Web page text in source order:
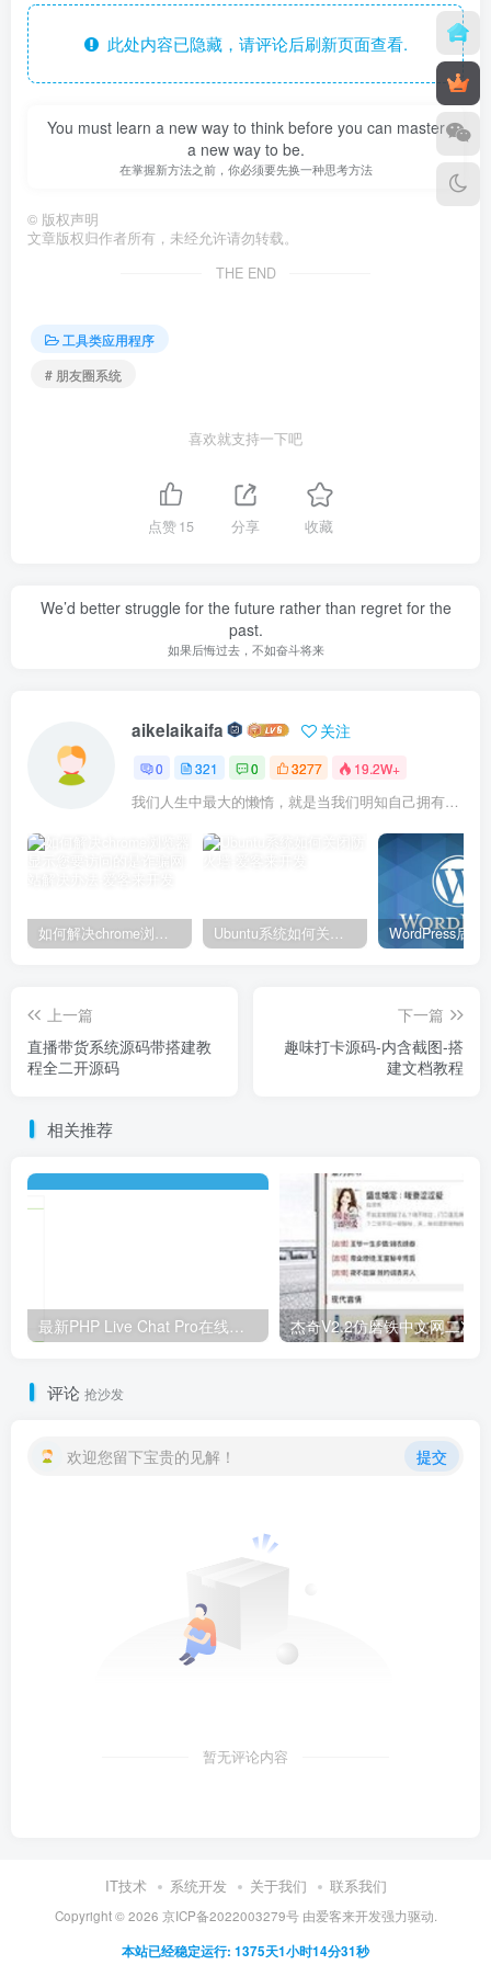
此处内容已隐藏，请评论后刷新页面查看.
You must learn a new way to think before you can master
a new way to be.
在掌握新方法之前，你必须要先换一种思考方法
© 版权声明
文章版权归作者所有，未经允许请勿转载。
THE END
工具类应用程序
# 朋友圈系统
喜欢就支持一下吧
点赞15 分享 收藏
We’d better struggle for the future rather than regret for the
past.
如果后悔过去，不如奋斗将来
aikelaikaifa 关注
0 321 0 3277 19.2W+
我们人生中最大的懒惰，就是当我们明知自己拥有作出选择的能力，却不去主动改变而是放任它的生活态度
如何解决chrome浏览器显示您要访问的是诈骗网站解决办法 Ubuntu系统如何关闭防火墙
上一篇
直播带货系统源码带搭建教
程全二开源码
下一篇
趣味打卡源码-内含截图-搭
建文档教程
相关推荐
最新PHP Live Chat Pro在线客服系统源码-含App+详细使用视频教程，支持无限客服
评论 抢沙发
欢迎您留下宝贵的见解！ 提交
暂无评论内容
IT技术 系统开发 关于我们 联系我们
Copyright ©2026 京ICP备2022003279号由爱客来开发强力驱动.
本站已经稳定运行: 1375天1小时14分31秒